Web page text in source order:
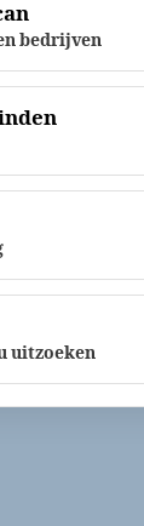
bedrijven
uitzoeken